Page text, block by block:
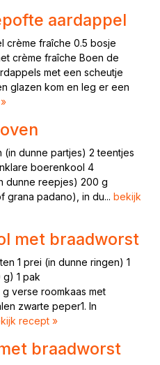
aardappel
crème fraîche 0.5 bosje
crème fraîche Boen de
met een scheutje
glazen kom en leg er een
dunne partjes) 2 teentjes
boerenkool 4
dunne reepjes) 200 g
grana padano), in du... bekijk
met braadworst
1 prei (in dunne ringen) 1
1 pak
verse roomkaas met
zwarte peper1. In
recept »
braadworst